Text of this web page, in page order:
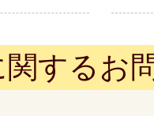
関するお